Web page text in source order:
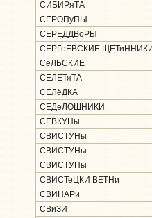
СИБИРяТА
СЕРОПуПЫ
СЕРЕДДВоРЫ
СЕРГеЕВСКИЕ
СеЛЬСКИЕ
СЕЛЕТяТА
СЕЛёДКА
СЕДеЛОШНИКИ
СЕВКУНы
СВИСТУНы
СВИСТУНы
СВИСТУНы
СВИСТеЦКИ ВЕТНи
СВИНАРи
СВиЗИ